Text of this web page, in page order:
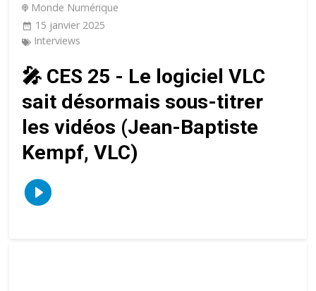
Monde Numérique
15 janvier 2025
Interviews
🎤 CES 25 - Le logiciel VLC
sait désormais sous-titrer
les vidéos (Jean-Baptiste
Kempf, VLC)